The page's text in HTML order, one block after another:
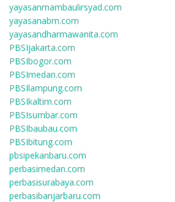
yayasanmambaulirsyad.com
yayasanabm.com
yayasandharmawanita.com
PBSIjakarta.com
PBSIbogor.com
PBSImedan.com
PBSIlampung.com
PBSIkaltim.com
PBSIsumbar.com
PBSIbaubau.com
PBSIbitung.com
pbsipekanbaru.com
perbasimedan.com
perbasisurabaya.com
perbasibanjarbaru.com